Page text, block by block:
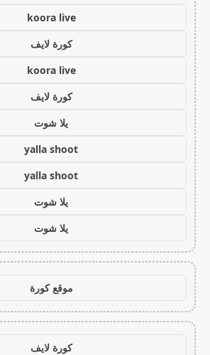
koora live
كورة لايف
koora live
كورة لايف
يلا شوت
yalla shoot
yalla shoot
يلا شوت
يلا شوت
موقع كورة
كورة لايف